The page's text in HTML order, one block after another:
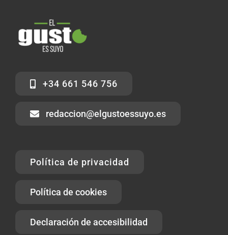
+34 661 546 756
redaccion@elgustoessuyo.es
Política de privacidad
Política de cookies
Declaración de accesibilidad